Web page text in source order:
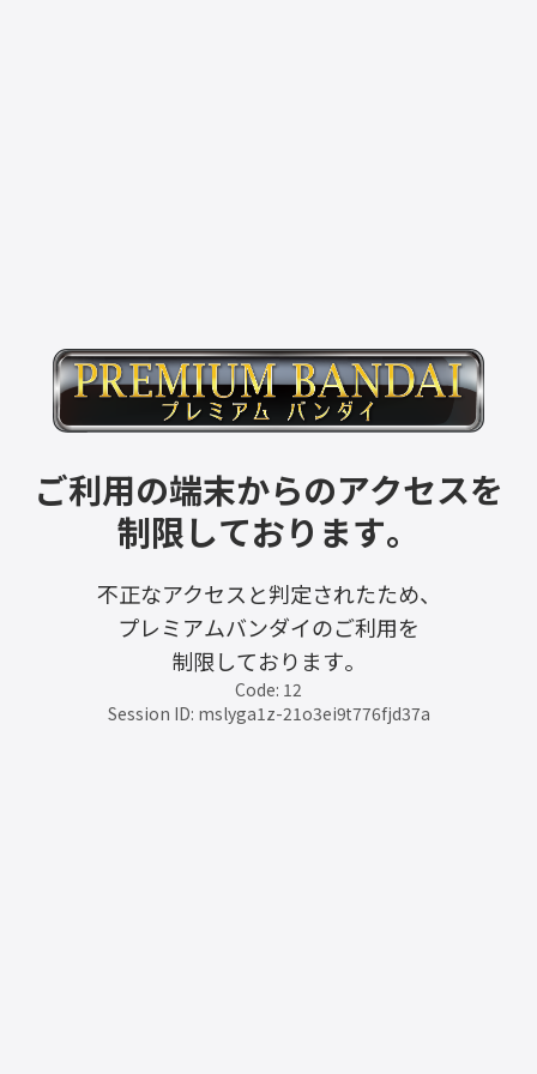
ご利用の端末からのアクセスを
制限しております。
不正なアクセスと判定されたため、
プレミアムバンダイのご利用を
制限しております。
Code: 12
Session ID: mslyga1z-21o3ei9t776fjd37a